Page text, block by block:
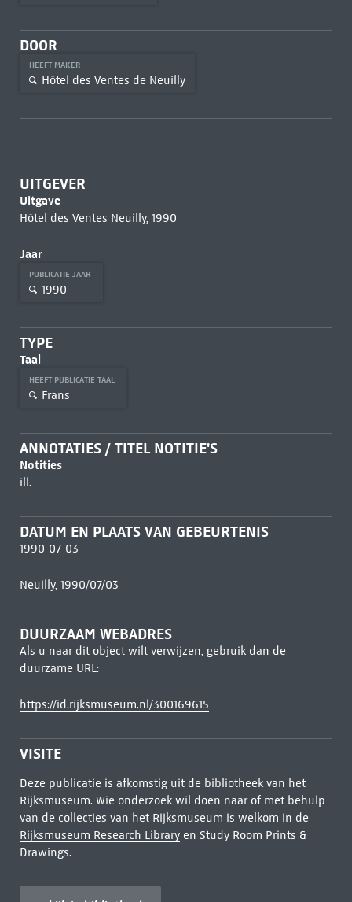
DOOR
HEEFT MAKER
Hôtel des Ventes de Neuilly
UITGEVER
Uitgave
Hôtel des Ventes Neuilly, 1990
Jaar
PUBLICATIE JAAR
1990
TYPE
Taal
HEEFT PUBLICATIE TAAL
Frans
ANNOTATIES / TITEL NOTITIE'S
Notities
ill.
DATUM EN PLAATS VAN GEBEURTENIS
1990-07-03
Neuilly, 1990/07/03
DUURZAAM WEBADRES
Als u naar dit object wilt verwijzen, gebruik dan de
duurzame URL:
https://id.rijksmuseum.nl/300169615
VISITE
Deze publicatie is afkomstig uit de bibliotheek van het
Rijksmuseum. Wie onderzoek wil doen naar of met behulp
van de collecties van het Rijksmuseum is welkom in de
Rijksmuseum Research Libraryen Study Room Prints &
Drawings.